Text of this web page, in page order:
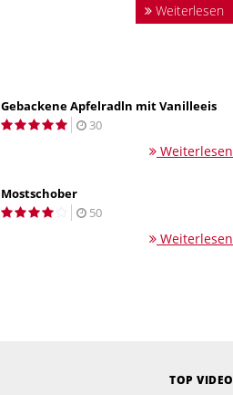
Weiterlesen
Gebackene Apfelradln mit Vanilleeis
30
Weiterlesen
Mostschober
50
Weiterlesen
TOP VIDEO